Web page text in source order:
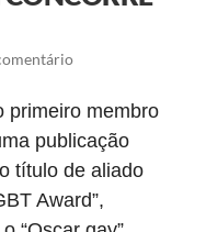
primeiro membro
publicação
título de aliado
Award”,